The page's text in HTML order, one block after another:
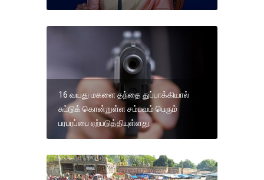
16 வயது மகளை தந்தை துப்பாக்கியால்
சுட்டுக் கொன்றுள்ள சம்பவம் பெரும்
பரபரப்பை ஏற்படுத்தியுள்ளது.